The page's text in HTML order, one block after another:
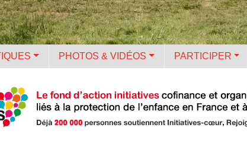
PHOTOS & VIDÉOS PARTICIPER